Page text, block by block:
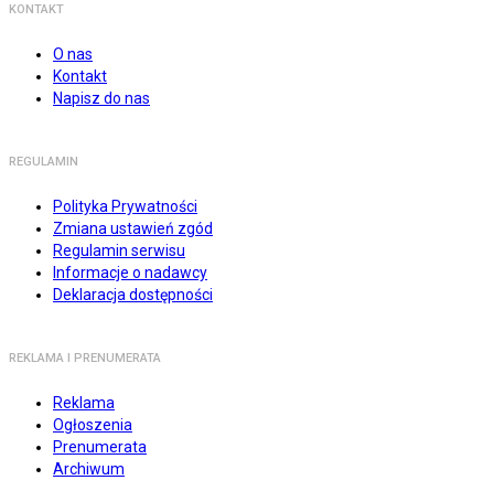
KONTAKT
O nas
Kontakt
Napisz do nas
REGULAMIN
Polityka Prywatności
Zmiana ustawień zgód
Regulamin serwisu
Informacje o nadawcy
Deklaracja dostępności
REKLAMA I PRENUMERATA
Reklama
Ogłoszenia
Prenumerata
Archiwum